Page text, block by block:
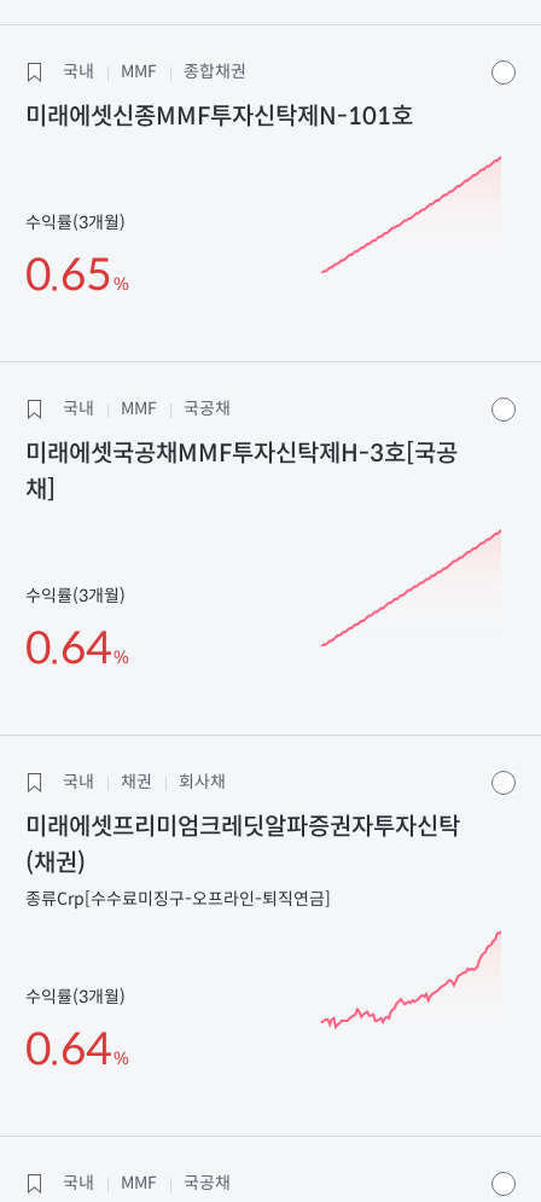
국내 MMF 종합채권
미래에셋신종MMF투자신탁제N-101호
수익률(3개월)
0.65%
국내 MMF 국공채
미래에셋국공채MMF투자신탁제H-3호[국공
채]
수익률(3개월)
0.64%
국내 채권 회사채
미래에셋프리미엄크레딧알파증권자투자신탁
(채권)
종류Crp[수수료미징구-오프라인-퇴직연금]
수익률(3개월)
0.64%
국내 MMF 국공채